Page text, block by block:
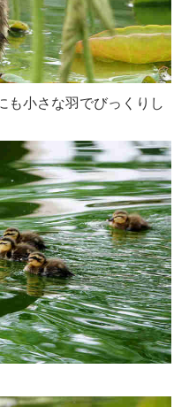
も小さな羽でびっくりし